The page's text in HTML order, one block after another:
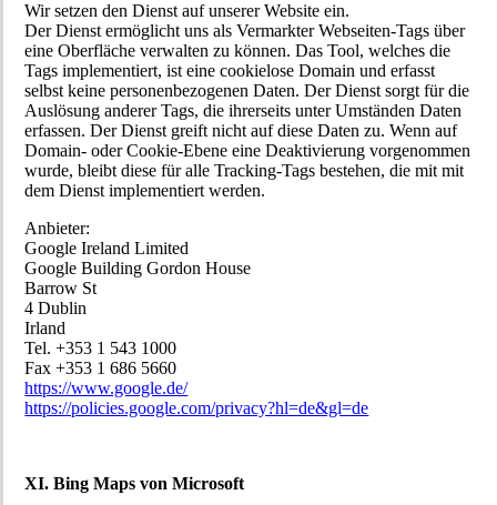
Wir setzen den Dienst auf unserer Website ein.
Der Dienst ermöglicht uns als Vermarkter Webseiten-Tags über
eine Oberfläche verwalten zu können. Das Tool, welches die
Tags implementiert, ist eine cookielose Domain und erfasst
selbst keine personenbezogenen Daten. Der Dienst sorgt für die
Auslösung anderer Tags, die ihrerseits unter Umständen Daten
erfassen. Der Dienst greift nicht auf diese Daten zu. Wenn auf
Domain- oder Cookie-Ebene eine Deaktivierung vorgenommen
wurde, bleibt diese für alle Tracking-Tags bestehen, die mit mit
dem Dienst implementiert werden.
Anbieter:
Google Ireland Limited
Google Building Gordon House
Barrow St
4 Dublin
Irland
Tel. +353 1 543 1000
Fax +353 1 686 5660
https://www.google.de/
https://policies.google.com/privacy?hl=de&gl=de
XI. Bing Maps von Microsoft